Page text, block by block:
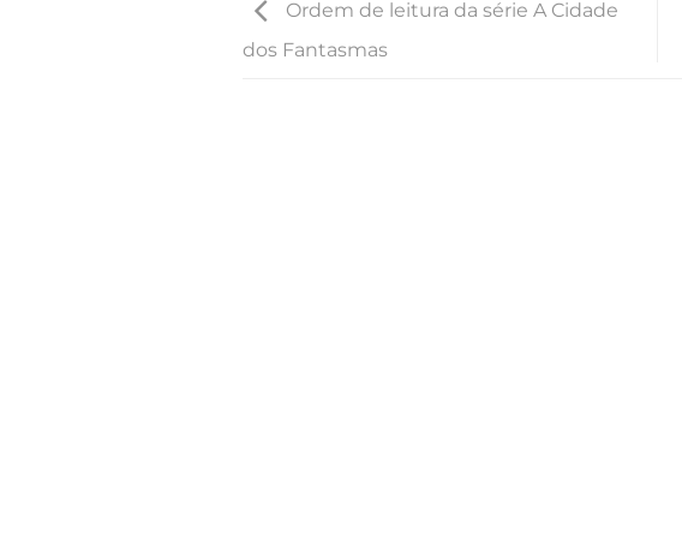
Ordem de leitura da série A Cidade
dos Fantasmas